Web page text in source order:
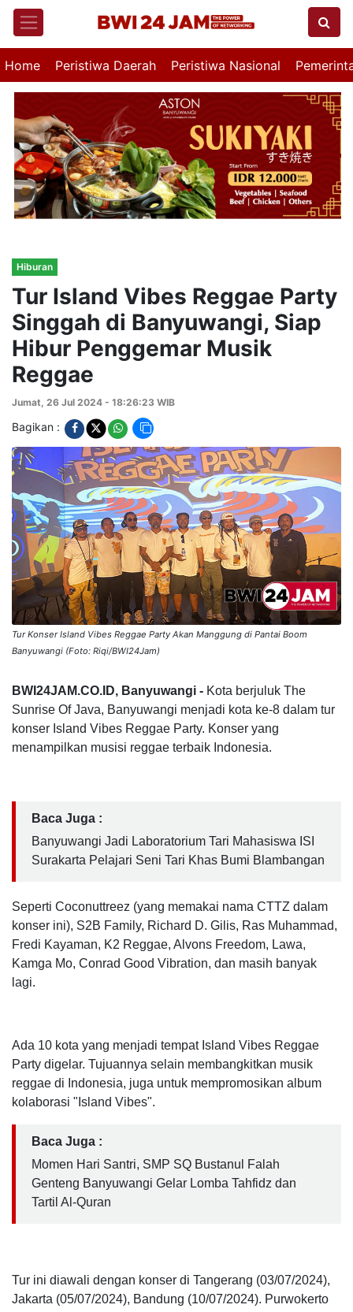
Home Peristiwa Daerah Peristiwa Nasional
Hiburan
Tur Island Vibes Reggae Party
Singgah di Banyuwangi, Siap
Hibur Penggemar Musik
Reggae
Jumat, 26 Jul 2024 - 18:26:23 WIB
Bagikan :
Tur Konser Island Vibes Reggae Party Akan Manggung di Pantai Boom
Banyuwangi (Foto: Riqi/BWI24Jam)
BWI24JAM.CO.ID, Banyuwangi - Kota berjuluk The
Sunrise Of Java, Banyuwangi menjadi kota ke-8 dalam tur
konser Island Vibes Reggae Party. Konser yang
menampilkan musisi reggae terbaik Indonesia.
Baca Juga :
Banyuwangi Jadi Laboratorium Tari Mahasiswa ISI
Surakarta Pelajari Seni Tari Khas Bumi Blambangan
Seperti Coconuttreez (yang memakai nama CTTZ dalam
konser ini), S2B Family, Richard D. Gilis, Ras Muhammad,
Fredi Kayaman, K2 Reggae, Alvons Freedom, Lawa,
Kamga Mo, Conrad Good Vibration, dan masih banyak
lagi.
Ada 10 kota yang menjadi tempat Island Vibes Reggae
Party digelar. Tujuannya selain membangkitkan musik
reggae di Indonesia, juga untuk mempromosikan album
kolaborasi "Island Vibes".
Baca Juga :
Momen Hari Santri, SMP SQ Bustanul Falah
Genteng Banyuwangi Gelar Lomba Tahfidz dan
Tartil Al-Quran
Tur ini diawali dengan konser di Tangerang (03/07/2024),
Jakarta (05/07/2024), Bandung (10/07/2024). Purwokerto